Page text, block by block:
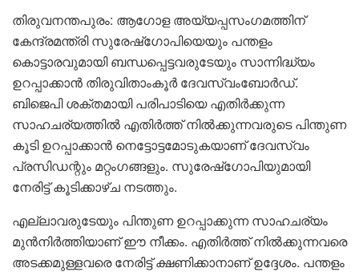
തിരുവനന്തപുരം: ആഗോള അയ്യപ്പസംഗമത്തിന്
കേന്ദ്രമന്ത്രി സുരേഷ്‌ഗോപിയെയും പന്തളം
കൊട്ടാരവുമായി ബന്ധപ്പെട്ടവരുടേയും സാന്നിദ്ധ്യം
ഉറപ്പാക്കാന്‍ തിരുവിതാംകൂര്‍ ദേവസ്വംബോര്‍ഡ്.
ബിജെപി ശക്തമായി പരിപാടിയെ എതിര്‍ക്കുന്ന
സാഹചര്യത്തില്‍ എതിര്‍ത്ത് നില്‍ക്കുന്നവരുടെ പിന്തുണ
കൂടി ഉറപ്പാക്കാന്‍ നെട്ടോട്ടമോടുകയാണ് ദേവസ്വം
പ്രസിഡന്റും മറ്റംഗങ്ങളും. സുരേഷ്‌ഗോപിയുമായി
നേരിട്ട് കൂടിക്കാഴ്ച നടത്തും.
എല്ലാവരുടേയും പിന്തുണ ഉറപ്പാക്കുന്ന സാഹചര്യം
മുന്‍നിര്‍ത്തിയാണ് ഈ നീക്കം. എതിര്‍ത്ത് നില്‍ക്കുന്നവരെ
അടക്കമുള്ളവരെ നേരിട്ട് ക്ഷണിക്കാനാണ് ഉദ്ദേശം. പന്തളം